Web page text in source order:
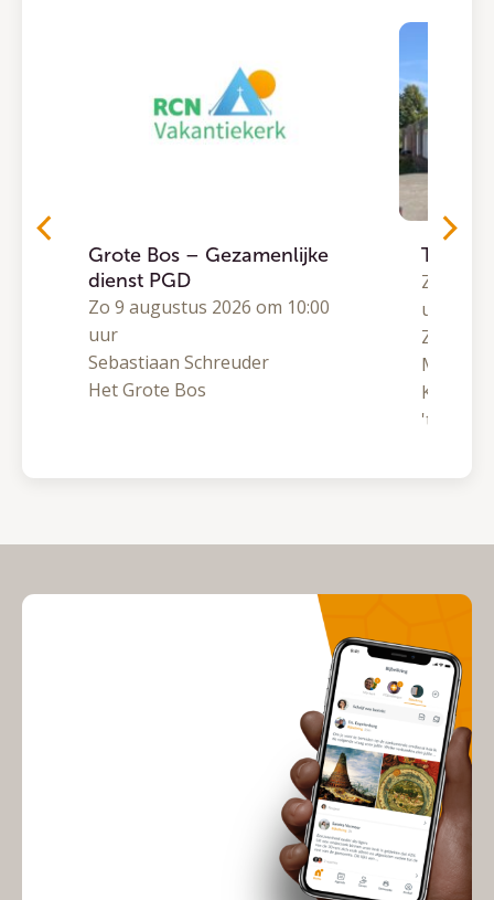
Grote Bos – Gezamenlijke
dienst PGD
Zo 9 augustus 2026 om 10:00
uur
Sebastiaan Schreuder
Het Grote Bos
Zo 9
uur
Matthijs
't Hoge